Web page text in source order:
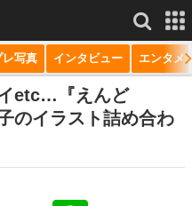
もっと見る
レ写真 インタビュー エンタメ
etc…『えんど
のイラスト詰め合わ